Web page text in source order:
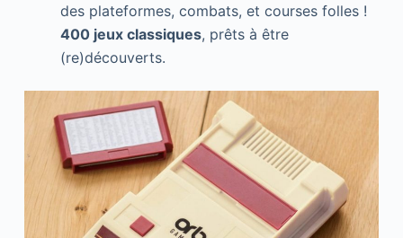
des plateformes, combats, et courses folles !
400 jeux classiques, prêts à être
(re)découverts.